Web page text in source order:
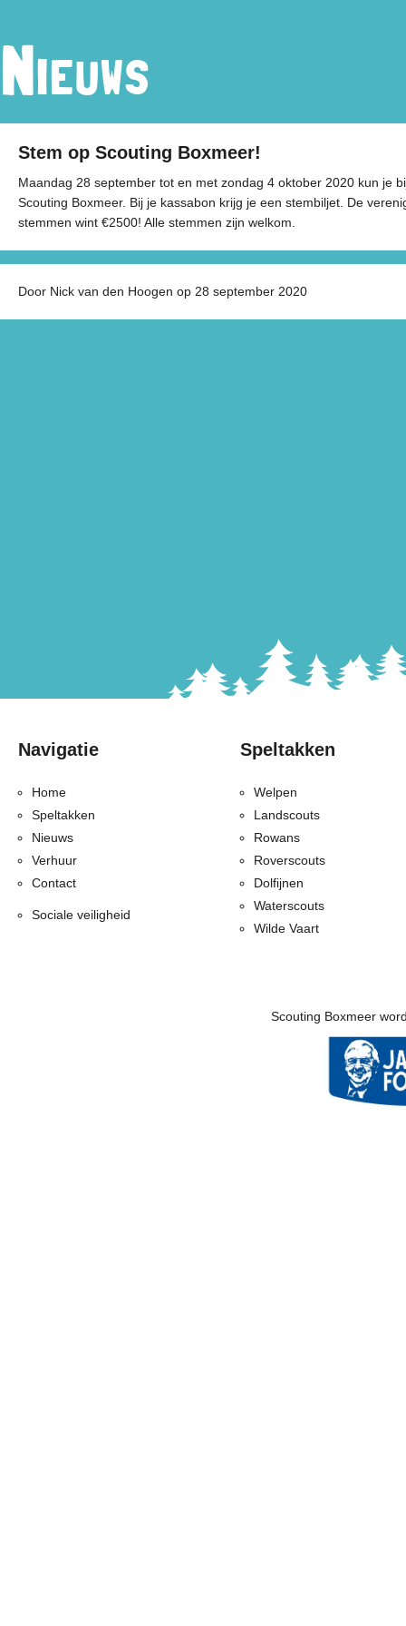
Nieuws
Stem op Scouting Boxmeer!
Maandag 28 september tot en met zondag 4 oktober 2020 kun je
Scouting Boxmeer. Bij je kassabon krijg je een stembiljet. De
stemmen wint €2500! Alle stemmen zijn welkom.
Door Nick van den Hoogen op 28 september 2020
Navigatie
Home
Speltakken
Nieuws
Verhuur
Contact
Sociale veiligheid
Speltakken
Welpen
Landscouts
Rowans
Roverscouts
Dolfijnen
Waterscouts
Wilde Vaart
Scouting Boxmeer